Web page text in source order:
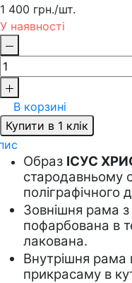
1 400 грн./шт.
У наявності
В корзині
Купити в 1 клік
Образ ІСУС
стародавньому
поліграфічного
Зовнішня рама
пофарбована в
лакована.
Внутрішня рама
прикрасаму в